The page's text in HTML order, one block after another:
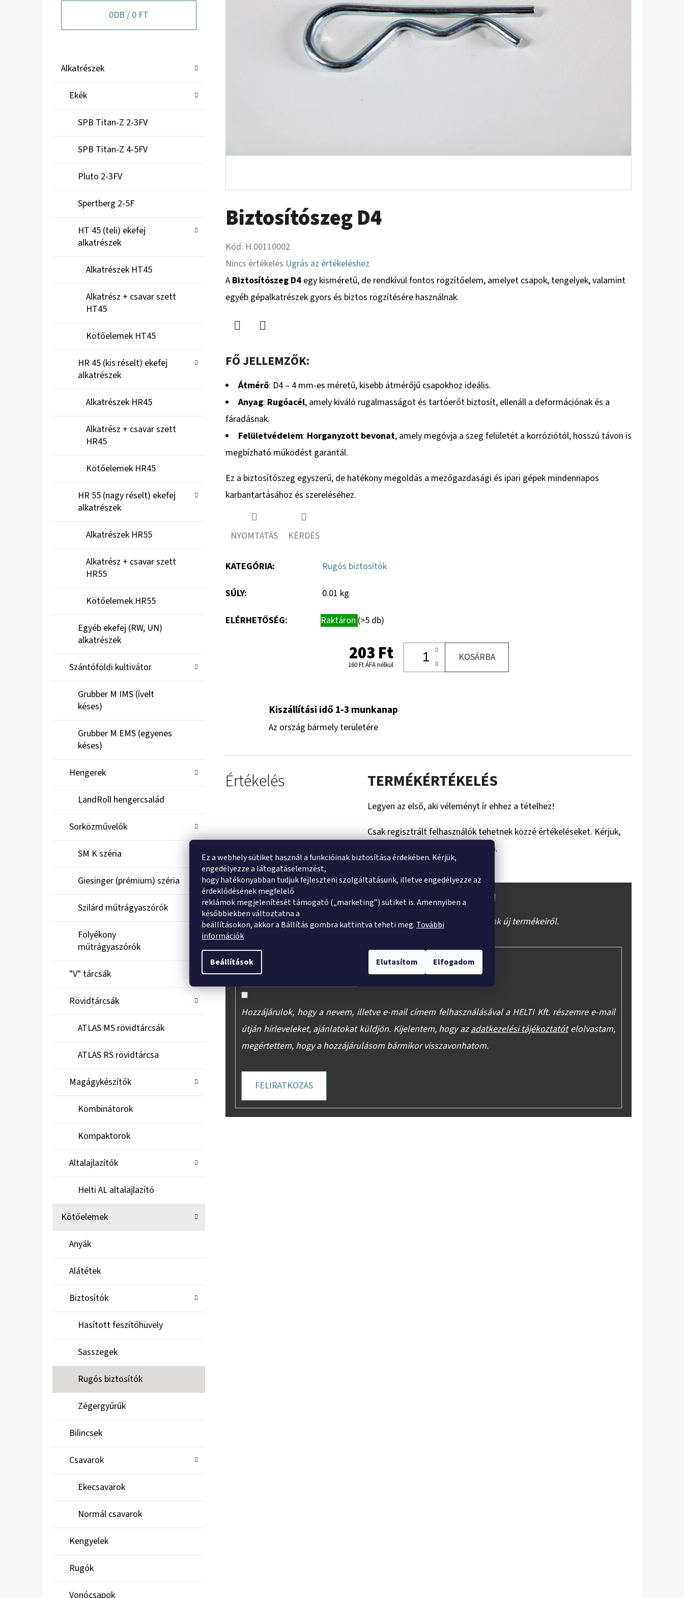
Ez a webhely sütiket használ a funkcióinak biztosítása érdekében. Kérjük,
engedélyezze a látogatáselemzést,
hogy hatékonyabban tudjuk fejleszteni szolgáltatásunk, illetve engedélyezze az
érdeklődésének megfelelő
reklámok megjelenítését támogató („marketing”) sütiket is. Amennyiben a
későbbiekben változtatna a
beállításokon, akkor a Bállítás gombra kattintva teheti meg. További
információk
Beállítások Elutasítom Elfogadom
0DB / 0 FT
Kategóriák
Alkatrészek
Ekék
SPB Titan-Z 2-3FV
SPB Titan-Z 4-5FV
Pluto 2-3FV
Spertberg 2-5F
HT 45 (teli) ekefej
alkatrészek
Alkatrészek HT45
Alkatrész + csavar szett
HT45
Kötőelemek HT45
HR 45 (kis réselt) ekefej
alkatrészek
Alkatrészek HR45
Alkatrész + csavar szett
HR45
Kötőelemek HR45
HR 55 (nagy réselt) ekefej
alkatrészek
Alkatrészek HR55
Alkatrész + csavar szett
HR55
Kötőelemek HR55
Egyéb ekefej (RW, UN)
alkatrészek
Szántóföldi kultivátor
Grubber M IMS (ívelt
késes)
Grubber M EMS (egyenes
késes)
Hengerek
LandRoll hengercsalád
Sorközművelők
SM K széria
Giesinger (prémium) széria
Szilárd műtrágyaszórók
Folyékony
műtrágyaszórók
"V" tárcsák
Rövidtárcsák
ATLAS MS rövidtárcsák
ATLAS RS rövidtárcsa
Magágykészítők
Kombinátorok
Kompaktorok
Altalajlazítók
Helti AL altalajlazító
Kötőelemek
Anyák
Alátétek
Biztosítók
Hasított feszítőhüvely
Sasszegek
Rugós biztosítók
Zégergyűrűk
Bilincsek
Csavarok
Ekecsavarok
Normál csavarok
Kengyelek
Rugók
Vonócsapok
Biztosítószeg D4
Kód: H.00110002
A
termék
átlagos
0,0
csillag.
Nincs értékelés Ugrás az értékeléshez
A Biztosítószeg D4 egy kisméretű, de rendkívül fontos rögzítőelem, amelyet csapok, tengelyek, valamint
egyéb gépalkatrészek gyors és biztos rögzítésére használnak.
FŐ JELLEMZŐK:
Átmérő: D4 – 4 mm-es méretű, kisebb átmérőjű csapokhoz ideális.
Anyag: Rugóacél, amely kiváló rugalmasságot és tartóerőt biztosít, ellenáll a deformációnak és a
fáradásnak.
Felületvédelem: Horganyzott bevonat, amely megóvja a szeg felületét a korróziótól, hosszú távon is
megbízható működést garantál.
Ez a biztosítószeg egyszerű, de hatékony megoldás a mezőgazdasági és ipari gépek mindennapos
karbantartásához és szereléséhez.
NYOMTATÁS KÉRDÉS
KATEGÓRIA: Rugós biztosítók
SÚLY: 0.01 kg
ELÉRHETŐSÉG: Raktáron (>5 db)
203 Ft
160 Ft ÁFA nélkül
KOSÁRBA
Kiszállítási idő 1-3 munkanap
Az ország bármely területére
Értékelés TERMÉKÉRTÉKELÉS
Legyen az első, aki véleményt ír ehhez a tételhez!
Csak regisztrált felhasználók tehetnek közzé értékeléseket. Kérjük,
regisztráljon.
MOST MÁR NEM MARAD LE AZ ÚJDONSÁGOKRÓL!
Adja meg az e-mail címét, és mi tájékoztatást küldünk webáruházunk új termékeiről.
E-mail
Hozzájárulok, hogy a nevem, illetve e-mail címem felhasználásával a HELTI Kft. részemre e-mail
útján hírleveleket, ajánlatokat küldjön. Kijelentem, hogy azadatkezelési tájékoztatót elolvastam,
megértettem, hogy a hozzájárulásom bármikor visszavonhatom.
FELIRATKOZÁS